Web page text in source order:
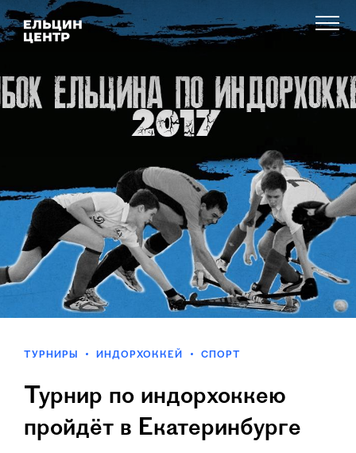
ТУРНИРЫ ИНДОРХОККЕЙ СПОРТ
Турнир по индорхоккею
пройдёт в Екатеринбурге